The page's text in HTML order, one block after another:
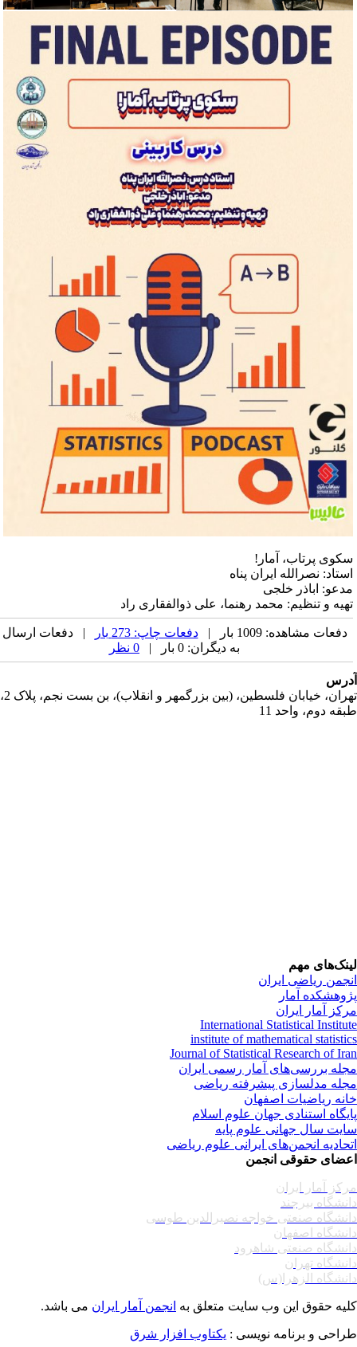
پرتاب، آمار!
نصرالله ایران پناه
اباذر خلجی
و تنظیم: محمد رهنما، علی ذوالفقاری راد
دفعات مشاهده: 1009 بار | دفعات چاپ: 273 بار
| دفعات ارسال
به دیگران: 0 بار |
تهران، خیابان فلسطین، (بین بزرگمهر و انقلاب)، بن بست نجم، پلاک 2،
دوم، واحد 11
مهم
ریاضی ایران
آمار
آمار ایران
International Statistical
institute of mathematical
Journal of Statistical Research of
بررسی‌های آمار رسمی ایران
مدلسازی پیشرفته ریاضی
ریاضیات اصفهان
استنادی جهان علوم اسلام
سال جهانی علوم پایه
انجمن‌های ایرانی علوم ریاضی
حقوقی انجمن
آمار ایران
بیرجند
صنعتی خواجه نصیرالدین طوسی
اصفهان
صنعتی شاهرود
تهران
الزهرا(س)
حقوق این وب سایت متعلق بهانجمن آمار ایرانمی باشد.
و برنامه نویسی : یکتاوب افزار شرق